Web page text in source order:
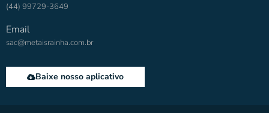
(44) 99729-3649
Email
sac@metaisrainha.com.br
Baixe nosso aplicativo